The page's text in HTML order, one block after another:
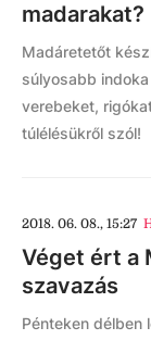
madarakat?
Madáretetőt
súlyosabb
verebeket,
túlélésükről szól!
2018. 06. 08., 15:27
Véget ért a
szavazás
Pénteken délben